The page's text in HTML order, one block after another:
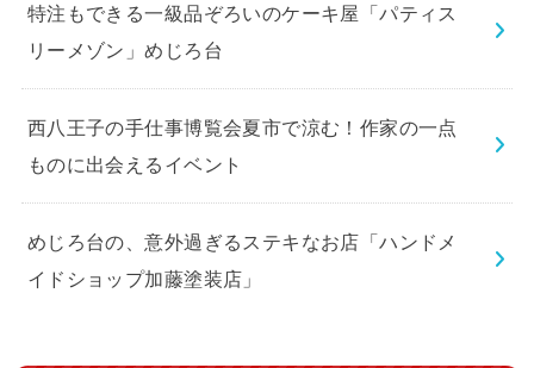
特注もできる一級品ぞろいのケーキ屋「パティス
リーメゾン」めじろ台
西八王子の手仕事博覧会夏市で涼む！作家の一点
ものに出会えるイベント
めじろ台の、意外過ぎるステキなお店「ハンドメ
イドショップ加藤塗装店」